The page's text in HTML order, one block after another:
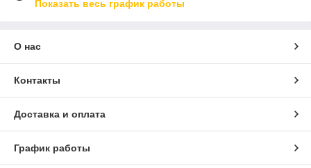
Показать весь график работы
О нас
Контакты
Доставка и оплата
График работы